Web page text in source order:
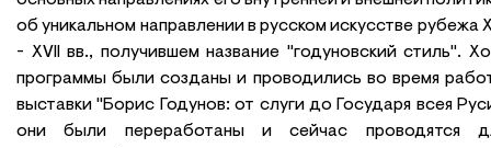
об уникальном направлении в русском искусстве рубежа
- XVII вв., получившем название "годуновский стиль".
программы были созданы и проводились во время
выставки "Борис Годунов: от слуги до Государя всея
они были переработаны и сейчас проводятся